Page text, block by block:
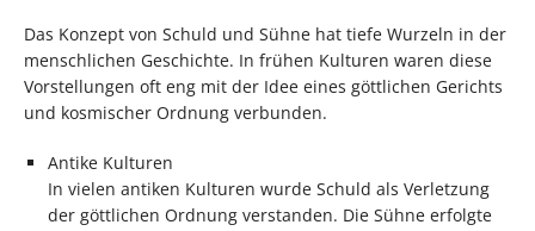
Das Konzept von Schuld und Sühne hat tiefe Wurzeln in der
menschlichen Geschichte. In frühen Kulturen waren diese
Vorstellungen oft eng mit der Idee eines göttlichen Gerichts
und kosmischer Ordnung verbunden.
Antike Kulturen
In vielen antiken Kulturen wurde Schuld als Verletzung
der göttlichen Ordnung verstanden. Die Sühne erfolgte